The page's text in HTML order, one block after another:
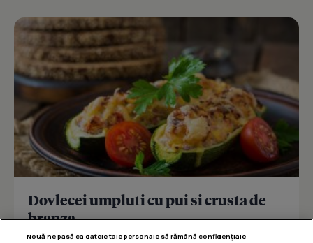
Dovlecei umpluti cu pui si crusta de
branza
Reteta delicioasa de dovlecei umpluti cu pui si crusta
Nouă ne pasă ca datele tale personale să rămână confidențiale